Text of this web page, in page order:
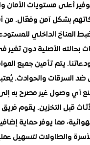
أعلى مستويات الأمان
بشكل آمن وفعّال.
المناخ الداخلي
بحالته الأصلية دون
يتم تأمين جميع
السرقات والحوادث.
أي وصول غير مصرح به
قبل التخزين. يقوم
مما يوفر حماية
والطاولات لتسهيل